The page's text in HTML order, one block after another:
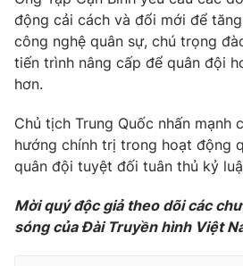
Phim VTV
Hậu trường
Khán giả
Giải sao mai
Giải trí
Điện ảnh
Âm nhạc
Sao
Du lịch
Làm đẹp
Chất lượng cuộc sống
Giáo dục
Học trực tuyến
Công nghệ
Hitech Công nghệ tương lai
động cải cách và đổi mới để
công nghệ quân sự, chú trọng
tiến trình nâng cấp để quân đội
hơn.
Chủ tịch Trung Quốc nhấn mạnh
hướng chính trị trong hoạt động
quân đội tuyệt đối tuân thủ kỷ
Mời quý độc giả theo dõi các
sóng của Đài Truyền hình Việt